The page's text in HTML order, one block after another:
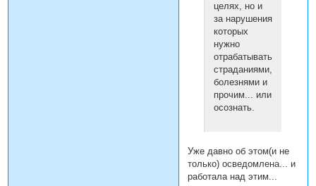
целях, но и
за нарушения
которых
нужно
отрабатывать
страданиями,
болезнями и
прочим... или
осознать.
Уже давно об этом(и не
только) осведомлена... и
работала над этим...